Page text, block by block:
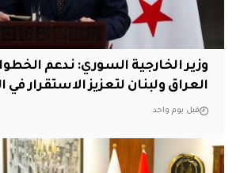
وزير الخارجية السوري: ندعم
العراق ولبنان لتعزيز الاستقرار
قبل يوم واحد